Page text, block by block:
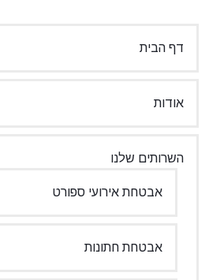
שלנו
אבטחת אירועי ספורט
אבטחת חתונות